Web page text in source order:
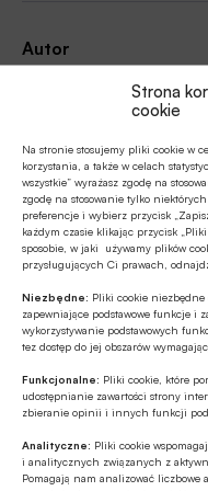
Strona
cookie
Na stronie stosujemy pliki cookie w
korzystania, a także w celach
wszystkie” wyrażasz zgodę na
zgodę na stosowanie tylko
preferencje i wybierz przycisk
każdym czasie klikając przycisk
sposobie, w jaki używamy plików
przysługujących Ci prawach,
Niezbędne: Pliki cookie niezbędne
zapewniające podstawowe funkcje i
wykorzystywanie podstawowych
tez dostęp do jej obszarów
Funkcjonalne: Pliki cookie, które
udostępnianie zawartości strony
zbieranie opinii i innych funkcji
Analityczne: Pliki cookie
i analitycznych związanych z
Pomagają nam analizować
Autor
Źródło
Polecamy
Banki
ESG
Zielone